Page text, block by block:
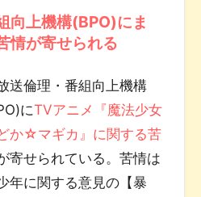
向上機構(BPO)にま
情が寄せられる
送倫理・番組向上機構
にTVアニメ『魔法少女
か☆マギカ』に関する苦
寄せられている。苦情は
年に関する意見の【暴